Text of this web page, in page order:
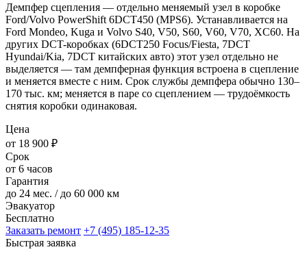
Демпфер сцепления — отдельно меняемый узел в коробке
Ford/Volvo PowerShift 6DCT450 (MPS6). Устанавливается на
Ford Mondeo, Kuga и Volvo S40, V50, S60, V60, V70, XC60. На
других DCT-коробках (6DCT250 Focus/Fiesta, 7DCT
Hyundai/Kia, 7DCT китайских авто) этот узел отдельно не
выделяется — там демпферная функция встроена в сцепление
и меняется вместе с ним. Срок службы демпфера обычно 130–
170 тыс. км; меняется в паре со сцеплением — трудоёмкость
снятия коробки одинаковая.
Цена
от 18 900 ₽
Срок
от 6 часов
Гарантия
до 24 мес. / до 60 000 км
Эвакуатор
Бесплатно
Заказать ремонт +7 (495) 185-12-35
Быстрая заявка